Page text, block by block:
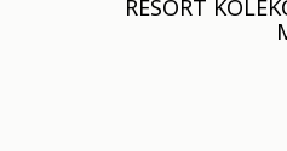
RESORT